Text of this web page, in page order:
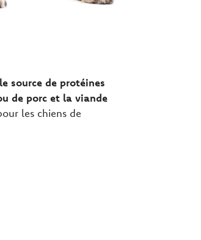
source de protéines
de porc et la viande
les chiens de